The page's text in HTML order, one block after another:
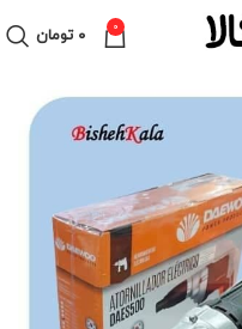
0 ۰ تومان